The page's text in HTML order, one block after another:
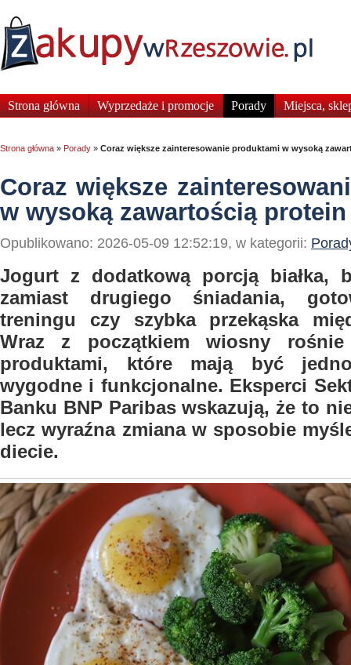
Strona główna Wyprzedaże i promocje Porady Miejsca,
Strona główna » Porady » Coraz większe zainteresowanie produktami w wysoką
Coraz większe
w wysoką zawartością protein
Opublikowano: 2026-05-09 12:52:19, w kategorii:
Jogurt z dodatkową porcją białka,
zamiast drugiego śniadania,
treningu czy szybka przekąska
Wraz z początkiem wiosny rośnie
produktami, które mają być
wygodne i funkcjonalne. Eksperci
Banku BNP Paribas wskazują, że to
lecz wyraźna zmiana w sposobie
diecie.